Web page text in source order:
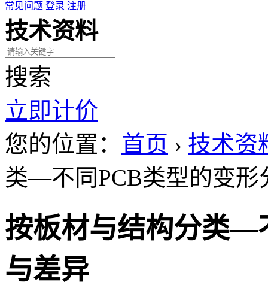
常见问题 登录 注册
技术资料
搜索
立即计价
您的位置： 首页 › 技术资
类—不同PCB类型的变形
按板材与结构分类—
与差异